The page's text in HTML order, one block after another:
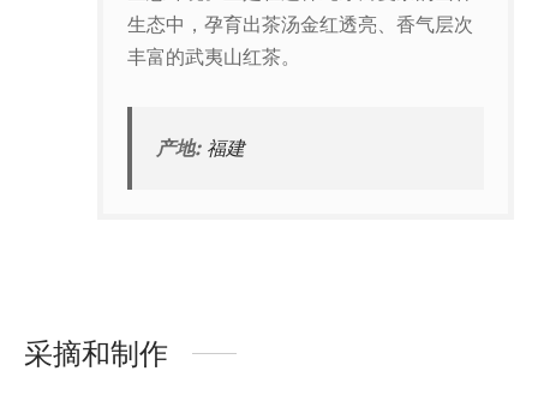
生态中，孕育出茶汤金红透亮、香气层次
丰富的武夷山红茶。
产地: 福建
采摘和制作